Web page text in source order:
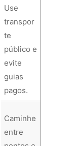
Use
transpor
te
público e
evite
guias
pagos.
Caminhe
entre